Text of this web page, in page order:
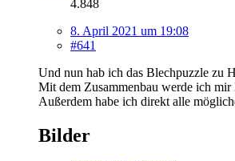
4.848
8. April 2021 um 19:08
#641
Und nun hab ich das Blechpuzzle zu
Mit dem Zusammenbau werde ich
Außerdem habe ich direkt alle
Bilder